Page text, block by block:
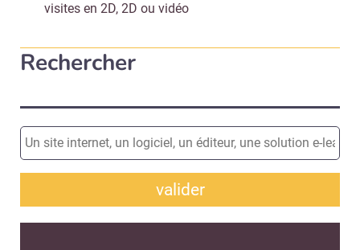
visites en 2D, 2D ou vidéo
Rechercher
valider